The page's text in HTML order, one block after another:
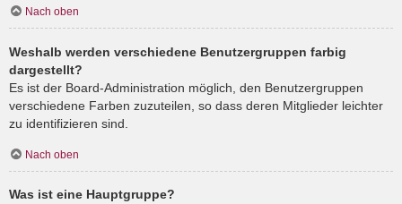
Nach oben
Weshalb werden verschiedene Benutzergruppen farbig
dargestellt?
Es ist der Board-Administration möglich, den Benutzergruppen
verschiedene Farben zuzuteilen, so dass deren Mitglieder leichter
zu identifizieren sind.
Nach oben
Was ist eine Hauptgruppe?